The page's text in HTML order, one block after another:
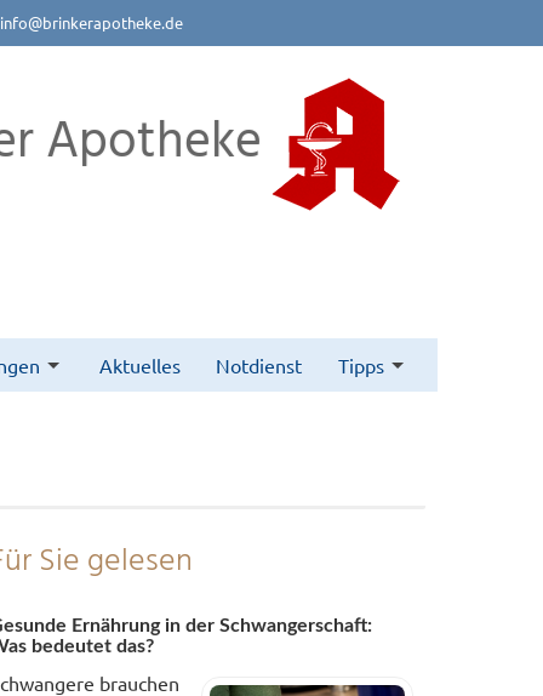
info@brinkerapotheke.de
Apotheke
Aktuelles Notdienst Tipps
Sie gelesen
Ernährung in der Schwangerschaft:
bedeutet das?
brauchen